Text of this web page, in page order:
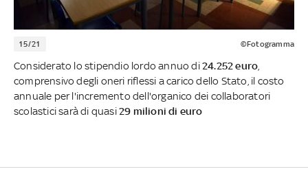
15/21 ©Fotogramma
Considerato lo stipendio lordo annuo di24.252 euro
comprensivo degli oneri riflessi a carico dello Stato, il costo
annuale per l'incremento dell'organico dei collaboratori
scolastici sarà di quasi29 milioni di euro